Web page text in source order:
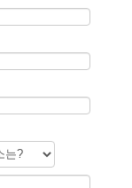
경할 수 있습니다.
격에 맞지 않는 콘
전 통보 없이 삭제